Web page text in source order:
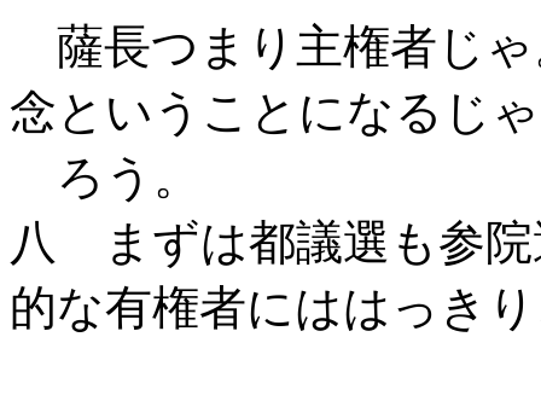
薩長つまり主権者じ
念ということになるじゃ
ろう。
八 まずは都議選も参院
的な有権者にははっき